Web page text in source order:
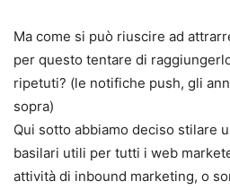
Ma come si può riuscire ad
per questo tentare di
ripetuti? (le notifiche push, gli
sopra)
Qui sotto abbiamo deciso stilare
basilari utili per tutti i web
attività di inbound marketing, o